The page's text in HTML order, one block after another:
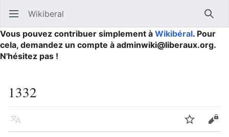
Ouvrir le menu principal Wikiberal
Vous pouvez contribuer simplement à Wikibéral. Pour
cela, demandez un compte à adminwiki@liberaux.org.
N'hésitez pas !
1332
Langue Suivre